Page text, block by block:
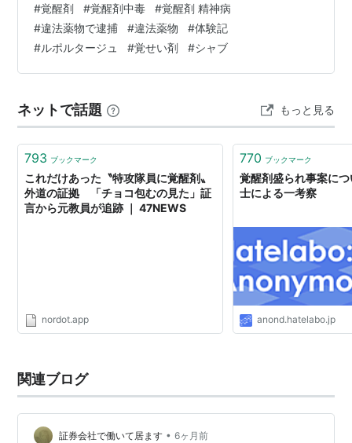
（ただし違法）。
「やせ薬」「元気になる薬」などと名前を隠して売る場
合もあり、購入者は覚醒剤であるという認識のないまま
日本で「ヒロポン」と呼ばれるものは「フェニルメチル
（大日本製薬、現・大日本住友製薬）。戦争中・戦後し
ばらくは、薬局でも買えた。
歌舞伎町のシャブ女王―覚醒剤に
堕ちたアスカの青春
バジリコ
と、どうなると思っているのだろうか？ハッキリ言って
ビタミンB群を内服していれば、依存症になっていても殆
ど普通と変わらないぐらいなのだ。時々、ビタミンB群欠
乏症による記名力障害や、呂律のまわりにくさを言う人
(@TADAMASA0102) 2026…
#覚醒剤 #覚醒剤中毒 #覚醒剤 精神病
#違法薬物で逮捕 #違法薬物 #体験記
#ルポルタージュ #覚せい剤 #シャブ
ネットで話題 もっと見る
793 ブックマーク
これだけあった〝特攻隊員に覚醒剤〟
外道の証拠 「チョコ包むの見た」証
言から元教員が追跡 ｜ 47NEWS
nordot.app
770 ブックマーク
覚醒剤盛られ事案に
士による一考察
anond.hatelabo.jp
関連ブログ
証券会社で働いて居ます • 6ヶ月前